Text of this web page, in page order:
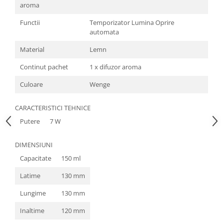
Masini de tocat
Razatoare
Roboti de bucatarie
Storcătoare
Aparate de cafea
Cafetiere
Espressoare
Râșnițe de cafea
Aparate de curatat bijuterii
aroma
Functii
Temporizator Lumina Oprire
automata
Material
Lemn
Continut pachet
1 x difuzor aroma
Culoare
Wenge
CARACTERISTICI TEHNICE
Putere
7 W
DIMENSIUNI
Capacitate
150 ml
Latime
130 mm
Lungime
130 mm
Inaltime
120 mm